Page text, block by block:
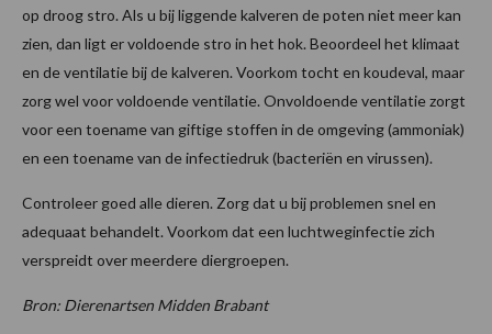
op droog stro. Als u bij liggende kalveren de poten niet meer kan
zien, dan ligt er voldoende stro in het hok. Beoordeel het klimaat
en de ventilatie bij de kalveren. Voorkom tocht en koudeval, maar
zorg wel voor voldoende ventilatie. Onvoldoende ventilatie zorgt
voor een toename van giftige stoffen in de omgeving (ammoniak)
en een toename van de infectiedruk (bacteriën en virussen).
Controleer goed alle dieren. Zorg dat u bij problemen snel en
adequaat behandelt. Voorkom dat een luchtweginfectie zich
verspreidt over meerdere diergroepen.
Bron: Dierenartsen Midden Brabant